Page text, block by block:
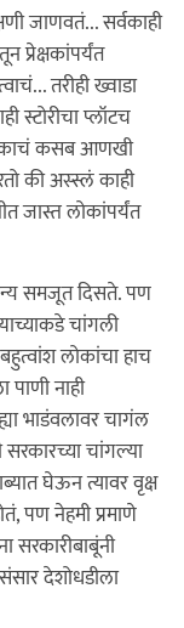
जाणवतं... सर्वकाही
प्रेक्षकांपर्यंत
तरीही ख्वाडा
स्टोरीचा प्लॉटच
कसब आणखी
की अस्स्लं काही
जास्त लोकांपर्यंत
समजूत दिसते. पण
चांगली
लोकांचा हाच
नाही
भाडंवलावर चागंल
चांगल्या
घेऊन त्यावर वृक्ष
पण नेहमी प्रमाणे
सरकारीबाबूंनी
देशोधडीला